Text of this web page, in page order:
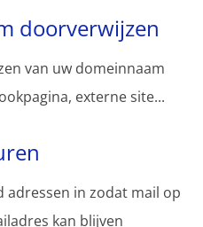
doorverwijzen
van uw domeinnaam
externe site...
adressen in zodat mail op
kan blijven